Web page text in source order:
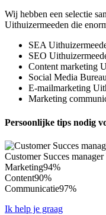
Wij hebben een selectie
Uithuizermeeden die
SEA
SEO
Content marketing
Social Media
E-mailmarketing
Marketing
Persoonlijke tips nodig
Customer Succes
Marketing94%
Content90%
Communicatie97%
Ik help je graag